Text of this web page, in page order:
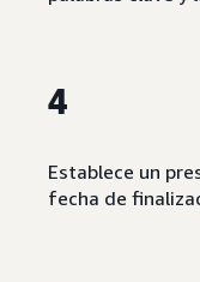
4
Establece un
fecha de